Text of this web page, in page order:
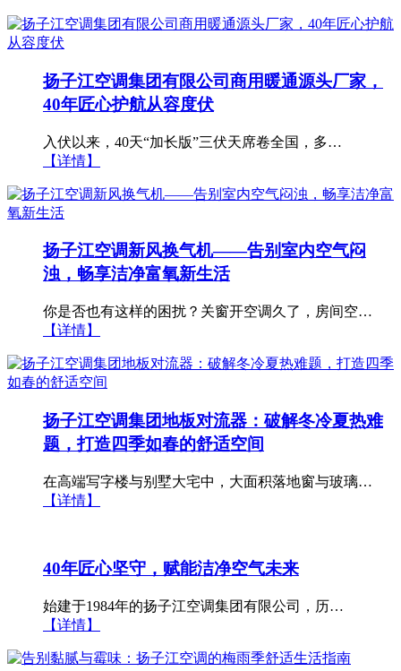
扬子江空调集团有限公司商用暖通源头厂家，
40年匠心护航从容度伏
入伏以来，40天“加长版”三伏天席卷全国，多…
【详情】
扬子江空调新风换气机——告别室内空气闷
浊，畅享洁净富氧新生活
你是否也有这样的困扰？关窗开空调久了，房间空…
【详情】
扬子江空调集团地板对流器：破解冬冷夏热难
题，打造四季如春的舒适空间
在高端写字楼与别墅大宅中，大面积落地窗与玻璃…
【详情】
40年匠心坚守，赋能洁净空气未来
始建于1984年的扬子江空调集团有限公司，历…
【详情】